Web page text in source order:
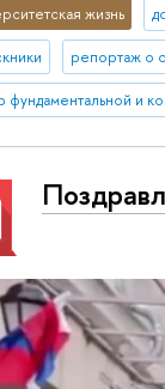
жизнь
репортаж о
фундаментальной и